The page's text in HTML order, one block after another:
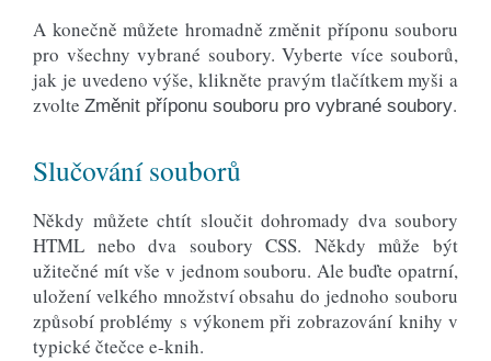
A konečně můžete hromadně změnit příponu souboru
pro všechny vybrané soubory. Vyberte více souborů,
jak je uvedeno výše, klikněte pravým tlačítkem myši a
zvolte Změnit příponu souboru pro vybrané soubory.
Slučování souborů
Někdy můžete chtít sloučit dohromady dva soubory
HTML nebo dva soubory CSS. Někdy může být
užitečné mít vše v jednom souboru. Ale buďte opatrní,
uložení velkého množství obsahu do jednoho souboru
způsobí problémy s výkonem při zobrazování knihy v
typické čtečce e-knih.